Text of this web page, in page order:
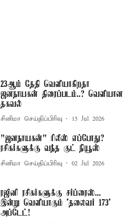
23ஆம் தேதி வெளியாகிறதா
ஜனநாயகன் திரைப்படம்..? வெளியான
தகவல்
சினிமா செய்திப்பிரிவு 15 Jul 2026
"ஜனநாயகன்" ரிலீஸ் எப்போது?
ரசிகர்களுக்கு வந்த குட் நியூஸ்
சினிமா செய்திப்பிரிவு 02 Jul 2026
ரஜினி ரசிகர்களுக்கு சர்ப்ரைஸ்...
இன்று வெளியாகும் 'தலைவர் 173'
அப்டேட்!